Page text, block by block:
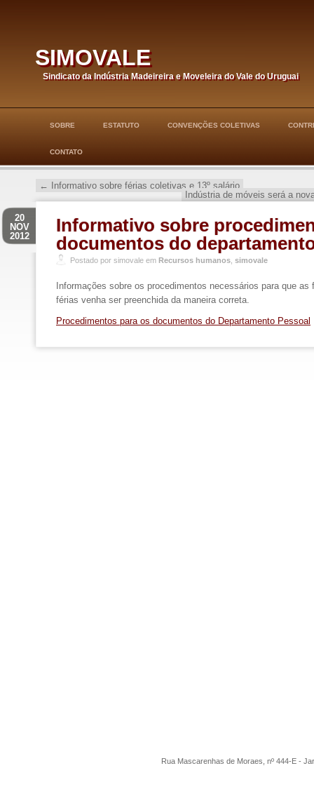
simovale
Sindicato da Indústria Madeireira e Moveleira do Vale do Uruguai
SOBRE ESTATUTO CONVENÇÕES COLETIVAS
CONTATO
←
Informativo sobre férias coletivas e 13º salário
Indústria de móveis será a
Informativo sobre
documentos do
20
NOV
2012
Postado por simovale em Recursos humanos simovale
Informações sobre os procedimentos necessários para que
férias venha ser preenchida da maneira correta.
Procedimentos para os documentos do Departamento Pessoal
Rua Mascarenhas de Moraes, nº 444-E -